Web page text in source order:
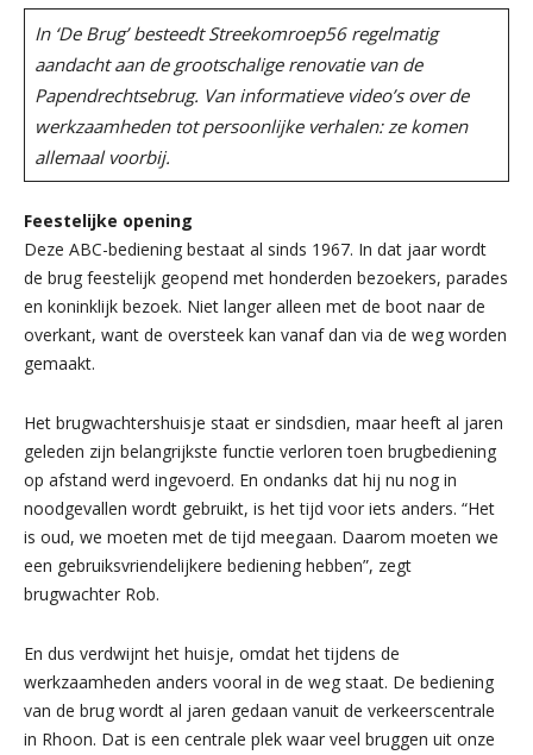
In ‘De Brug’ besteedt Streekomroep56 regelmatig
aandacht aan de grootschalige renovatie van de
Papendrechtsebrug. Van informatieve video’s over de
werkzaamheden tot persoonlijke verhalen: ze komen
allemaal voorbij.
Feestelijke opening
Deze ABC-bediening bestaat al sinds 1967. In dat jaar wordt
de brug feestelijk geopend met honderden bezoekers, parades
en koninklijk bezoek. Niet langer alleen met de boot naar de
overkant, want de oversteek kan vanaf dan via de weg worden
gemaakt.
Het brugwachtershuisje staat er sindsdien, maar heeft al jaren
geleden zijn belangrijkste functie verloren toen brugbediening
op afstand werd ingevoerd. En ondanks dat hij nu nog in
noodgevallen wordt gebruikt, is het tijd voor iets anders. “Het
is oud, we moeten met de tijd meegaan. Daarom moeten we
een gebruiksvriendelijkere bediening hebben”, zegt
brugwachter Rob.
En dus verdwijnt het huisje, omdat het tijdens de
werkzaamheden anders vooral in de weg staat. De bediening
van de brug wordt al jaren gedaan vanuit de verkeerscentrale
in Rhoon. Dat is een centrale plek waar veel bruggen uit onze